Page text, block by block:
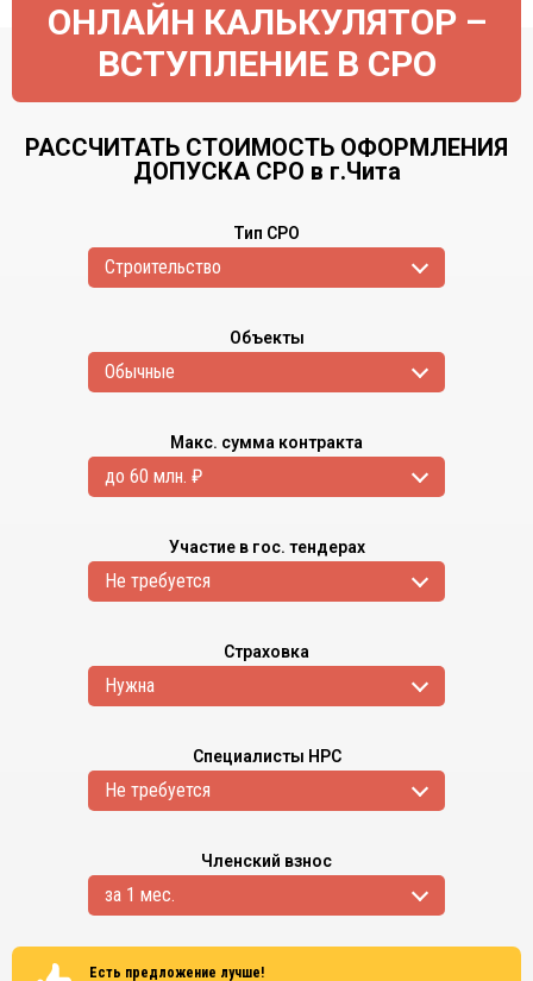
ОНЛАЙН КАЛЬКУЛЯТОР –
ВСТУПЛЕНИЕ В СРО
РАССЧИТАТЬ СТОИМОСТЬ ОФОРМЛЕНИЯ
ДОПУСКА СРО в г.Чита
Тип СРО
Cтроительство
Объекты
Обычные
Макс. сумма контракта
до 60 млн. ₽
Участие в гос. тендерах
Не требуется
Страховка
Нужна
Специалисты НРС
Не требуется
Членский взнос
за 1 мес.
Есть предложение лучше!